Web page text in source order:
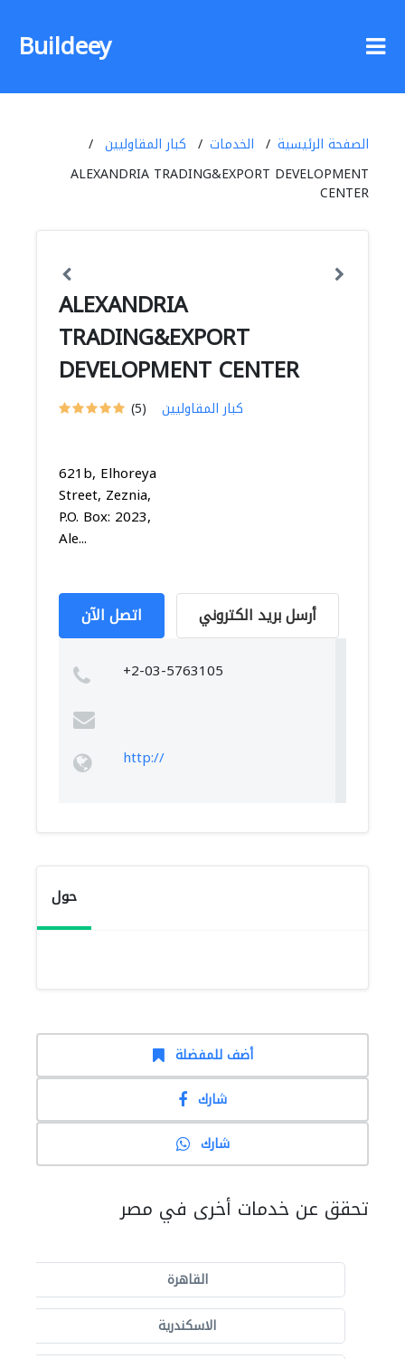
Buildeey
الصفحة الرئيسية الخدمات
كبار المقاوليين
ALEXANDRIA TRADING&EXPORT DEVELOPMENT
CENTER
ALEXANDRIA
TRADING&EXPORT
DEVELOPMENT CENTER
(5) كبار المقاوليين
621b, Elhoreya
Street, Zeznia,
P.O. Box: 2023,
Ale...
اتصل الآن أرسل بريد الكتروني
+2-03-5763105
http://
حول
أضف للمفضلة
شارك
شارك
تحقق عن خدمات أخرى في مصر
القاهرة
الاسكندرية